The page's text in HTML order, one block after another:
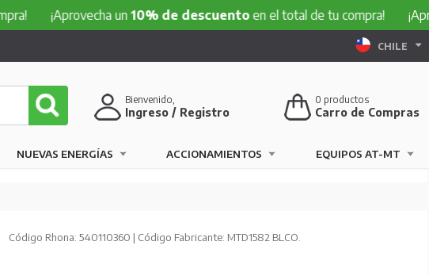
¡Aprovecha un10% de descuentoen el total de tu compra!
CHILE
0 productos
Carro de Compras
Bienvenido,
Ingreso / Registro
NUEVAS ENERGÍAS ACCIONAMIENTOS EQUIPOS AT-MT
Código Rhona: 540110360 | Código Fabricante: MTD1582 BLCO.